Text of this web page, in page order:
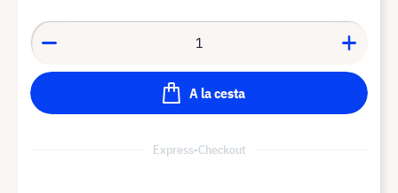
A la cesta
Express-Checkout